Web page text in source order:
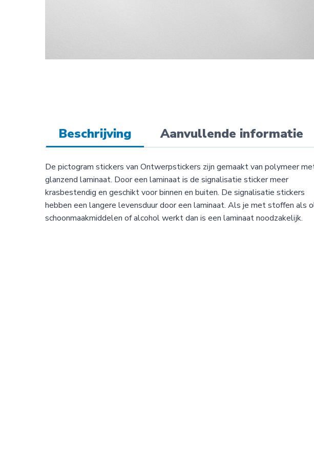
Beschrijving Aanvullende informatie
De pictogram stickers van Ontwerpstickers zijn gemaakt van polymeer
glanzend laminaat. Door een laminaat is de signalisatie sticker meer
krasbestendig en geschikt voor binnen en buiten. De signalisatie stickers
hebben een langere levensduur door een laminaat. Als je met stoffen als
schoonmaakmiddelen of alcohol werkt dan is een laminaat noodzakelijk.